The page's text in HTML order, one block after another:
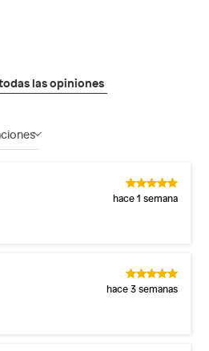
las opiniones
hace 1 semana
hace 3 semanas